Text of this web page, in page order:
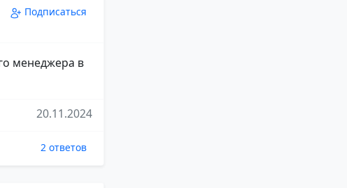
Подписаться
менеджера в
20.11.2024
2 ответов